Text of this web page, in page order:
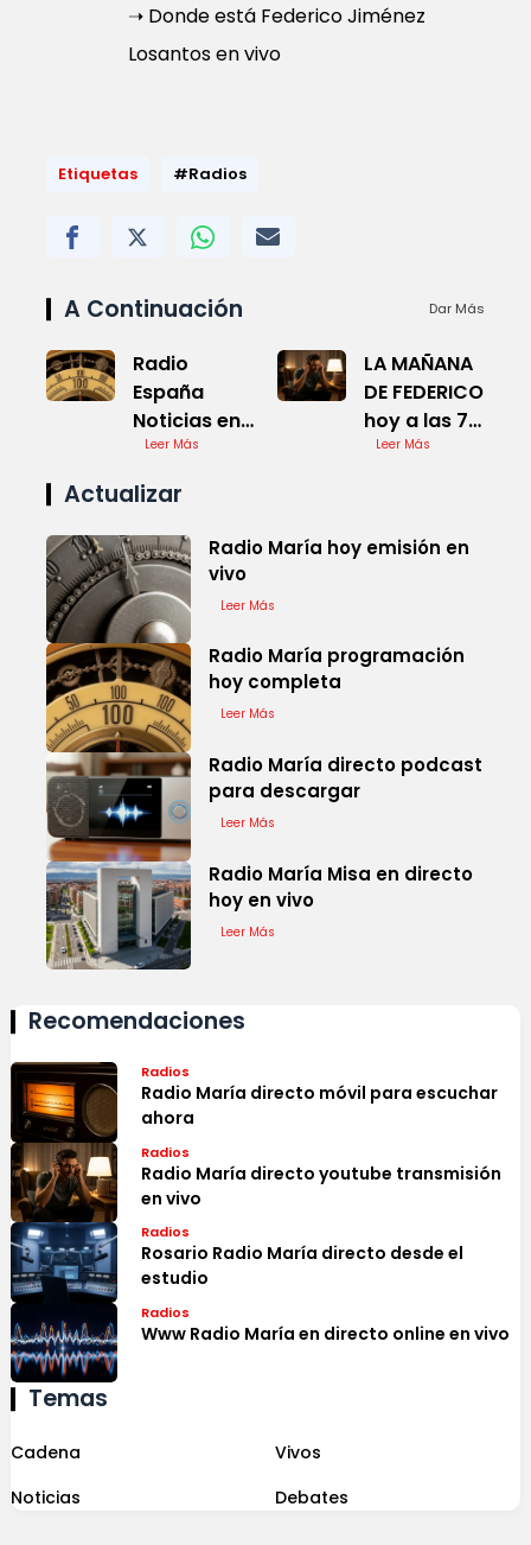
➝ Donde está Federico Jiménez
Losantos en vivo
Etiquetas #Radios
A Continuación Dar Más
Radio
España
Noticias en
Tiempo Real
Leer Más
LA MAÑANA
DE FEDERICO
hoy a las 7
en vivo
Leer Más
Actualizar
Radio María hoy emisión en
vivo
Leer Más
Radio María programación
hoy completa
Leer Más
Radio María directo podcast
para descargar
Leer Más
Radio María Misa en directo
hoy en vivo
Leer Más
Recomendaciones
Radios
Radio María directo móvil para escuchar
ahora
Radios
Radio María directo youtube transmisión
en vivo
Radios
Rosario Radio María directo desde el
estudio
Radios
Www Radio María en directo online en vivo
Temas
Cadena
Vivos
Noticias
Debates